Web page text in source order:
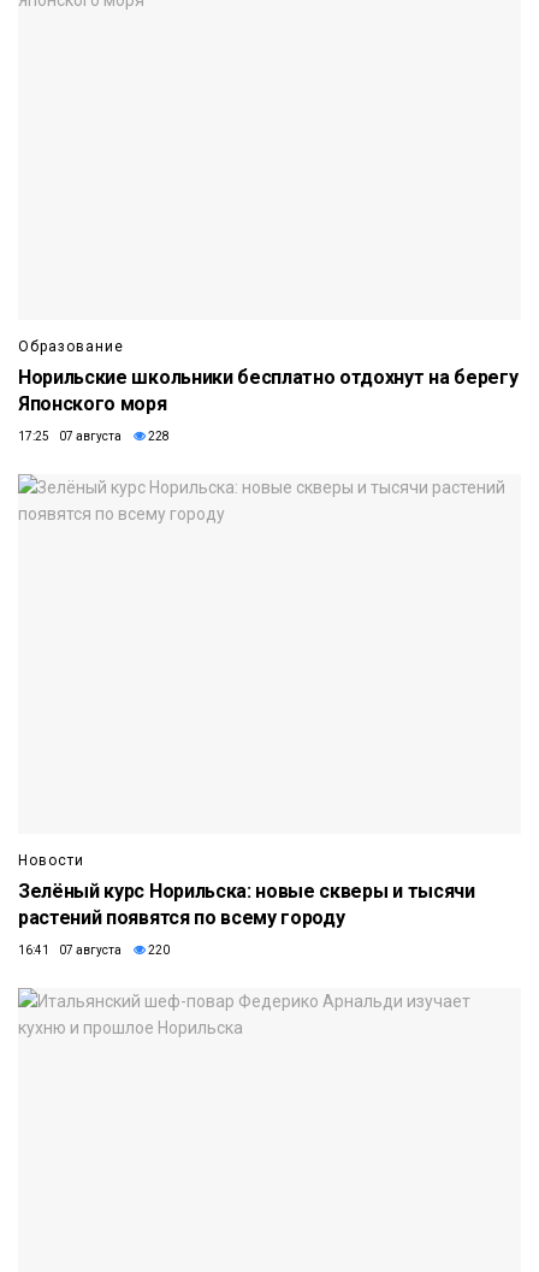
Образование
Норильские школьники бесплатно отдохнут на берегу
Японского моря
17:25 07 августа 228
Новости
Зелёный курс Норильска: новые скверы и тысячи
растений появятся по всему городу
16:41 07 августа 220